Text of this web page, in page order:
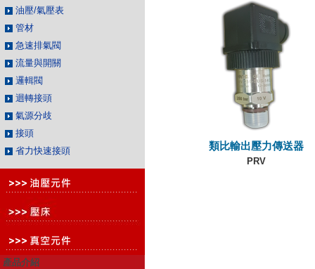
油壓/氣壓表
管材
急速排氣閥
流量與開關
邏輯閥
迴轉接頭
氣源分歧
接頭
省力快速接頭
產品介紹
類比輸出壓力傳送器
PRV